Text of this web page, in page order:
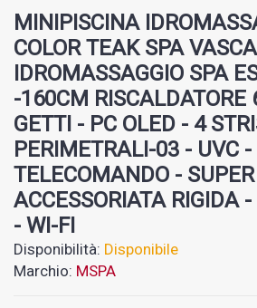
MINIPISCINA
COLOR TEAK SPA VASCA
IDROMASSAGGIO SPA
-160CM RISCALDATORE
GETTI - PC OLED - 4
PERIMETRALI-03 - UVC -
TELECOMANDO - SUPER
ACCESSORIATA RIGIDA
- WI-FI
Disponibilità: Disponibile
Marchio: MSPA